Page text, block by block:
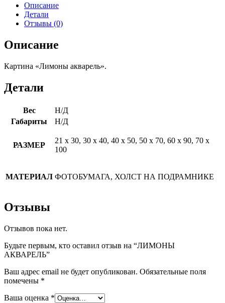
Описание
Детали
Отзывы (0)
Описание
Картина «Лимоны акварель».
Детали
Вес
Н/Д
Габариты
Н/Д
РАЗМЕР
21 х 30, 30 х 40, 40 х 50, 50 х 70, 60 х 90, 70 х
100
МАТЕРИАЛ ФОТОБУМАГА, ХОЛСТ НА ПОДРАМНИКЕ
Отзывы
Отзывов пока нет.
Будьте первым, кто оставил отзыв на “ЛИМОНЫ
АКВАРЕЛЬ”
Ваш адрес email не будет опубликован. Обязательные поля
помечены *
Ваша оценка *